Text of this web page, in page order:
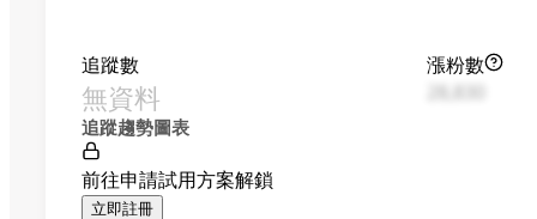
追蹤數
無資料
漲粉數
追蹤趨勢圖表
前往申請試用方案解鎖
立即註冊